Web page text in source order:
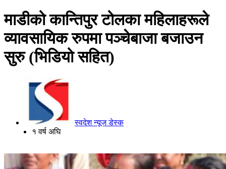
माडीको कान्तिपुर टोलका महिलाहरूले
व्यावसायिक रुपमा पञ्चेबाजा बजाउन
सुरु (भिडियो सहित)
स्वदेश न्यूज डेस्क
१ वर्ष अघि